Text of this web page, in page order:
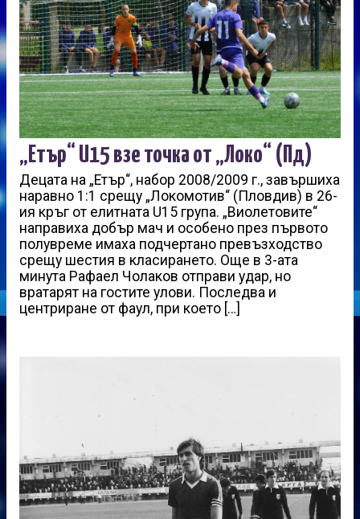
„Етър“ U15 взе точка от „Локо“ (Пд)
Децата на „Етър“, набор 2008/2009 г., завършиха
наравно 1:1 срещу „Локомотив“ (Пловдив) в 26-
ия кръг от елитната U15 група. „Виолетовите“
направиха добър мач и особено през първото
полувреме имаха подчертано превъзходство
срещу шестия в класирането. Още в 3-ата
минута Рафаел Чолаков отправи удар, но
вратарят на гостите улови. Последва и
центриране от фаул, при което […]